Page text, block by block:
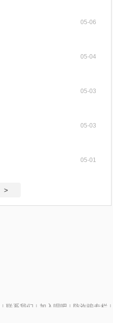
05-06
05-04
05-03
05-03
05-01
>
| 联系我们 | 加入唱吧 | 防诈骗专栏 |